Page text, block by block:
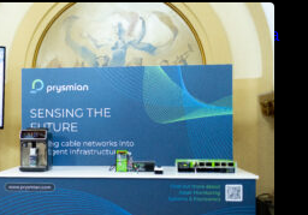
la COMM26 tehnologii de
Energy pentru monitorizarea
a infrastrucrutilor critice